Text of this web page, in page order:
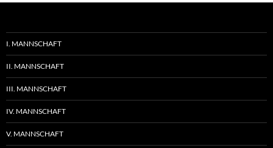
I. MANNSCHAFT
II. MANNSCHAFT
III. MANNSCHAFT
IV. MANNSCHAFT
V. MANNSCHAFT